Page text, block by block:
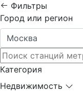
Фильтры
Город или регион
Категория
Недвижимость